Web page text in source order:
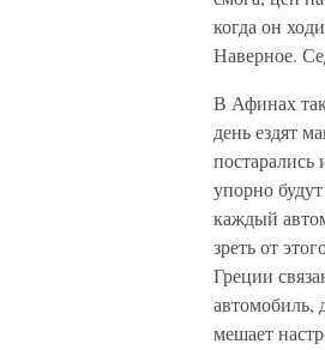
когда он
Наверное.
В Афинах
день ездят
упорно
каждый
зреть от
Греции
автомобиль,
мешает